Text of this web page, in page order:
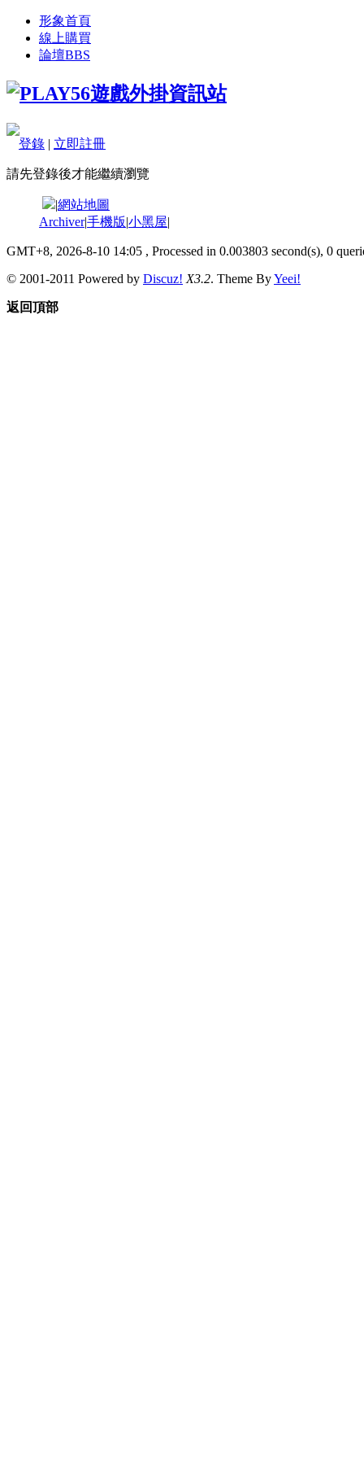
形象首頁
線上購買
論壇BBS
登錄 | 立即註冊
請先登錄後才能繼續瀏覽
|網站地圖
Archiver|手機版|小黑屋|
GMT+8, 2026-8-10 14:05 , Processed in 0.003803 second(s), 0
© 2001-2011 Powered by Discuz! X3.2. Theme ByYeei!
返回頂部